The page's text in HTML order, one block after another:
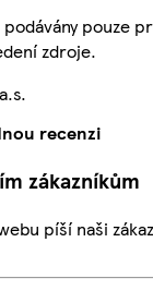
pouze
zdroje.
recenzi
zákazníkům
píší naši